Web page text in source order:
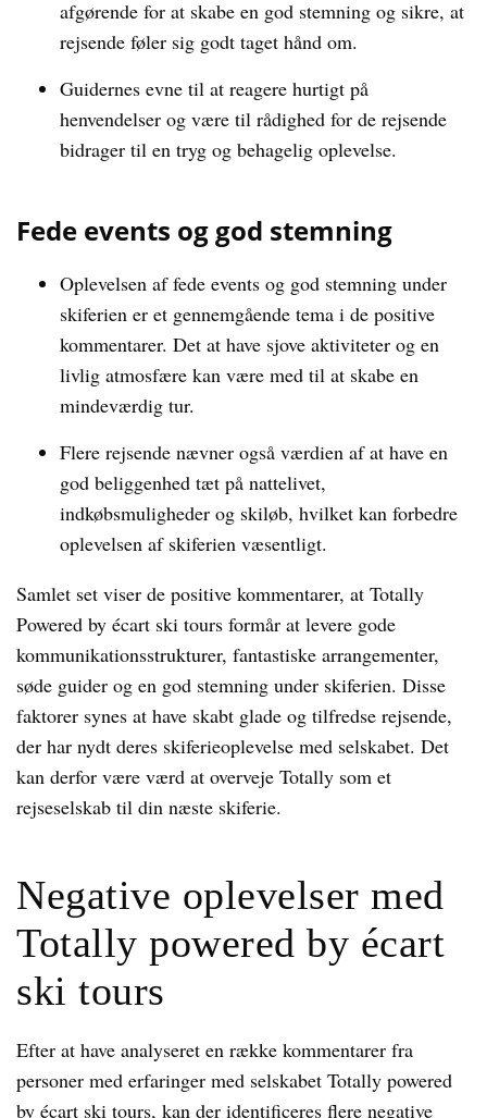
afgørende for at skabe en god stemning og sikre, at
rejsende føler sig godt taget hånd om.
Guidernes evne til at reagere hurtigt på
henvendelser og være til rådighed for de rejsende
bidrager til en tryg og behagelig oplevelse.
Fede events og god stemning
Oplevelsen af fede events og god stemning under
skiferien er et gennemgående tema i de positive
kommentarer. Det at have sjove aktiviteter og en
livlig atmosfære kan være med til at skabe en
mindeværdig tur.
Flere rejsende nævner også værdien af at have en
god beliggenhed tæt på nattelivet,
indkøbsmuligheder og skiløb, hvilket kan forbedre
oplevelsen af skiferien væsentligt.
Samlet set viser de positive kommentarer, at Totally
Powered by écart ski tours formår at levere gode
kommunikationsstrukturer, fantastiske arrangementer,
søde guider og en god stemning under skiferien. Disse
faktorer synes at have skabt glade og tilfredse rejsende,
der har nydt deres skiferieoplevelse med selskabet. Det
kan derfor være værd at overveje Totally som et
rejseselskab til din næste skiferie.
Negative oplevelser med
Totally powered by écart
ski tours
Efter at have analyseret en række kommentarer fra
personer med erfaringer med selskabet Totally powered
by écart ski tours, kan der identificeres flere negative